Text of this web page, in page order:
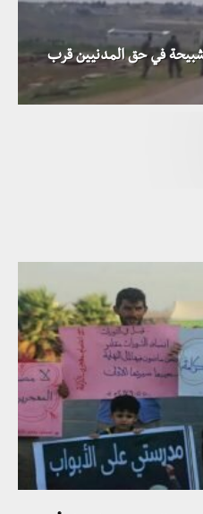
شبيحة في حق المدنيين قرب